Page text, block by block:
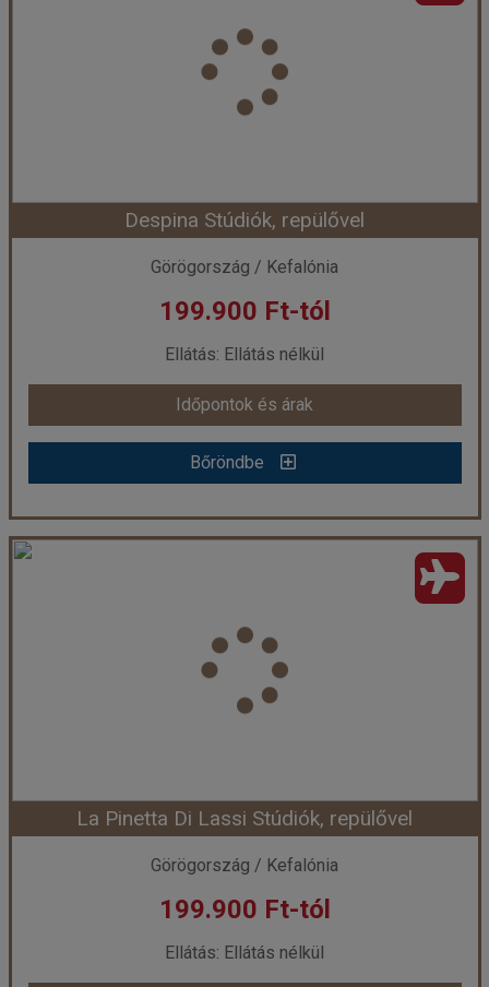
Város:Lassi
Utazás módja:
Repülővel
Ellátás: Ellátás nélkül
Szálláskategória: Apartmanház
2 ágyas stúdió
Időpont: 2026-08-28 | 7 éj
már 199.900 Ft-tól
Időpontok és árak
Bőröndbe
Despina Stúdiók, repülővel
Görögország / Kefalónia
199.900 Ft-tól
Ellátás: Ellátás nélkül
Időpontok és árak
Bőröndbe
Despina Stúdiók, repülővel
Város:Lassi
Utazás módja:
Repülővel
Ellátás: Ellátás nélkül
Szálláskategória: Apartmanház
2 ágyas stúdió
Időpont: 2026-09-18 | 7 éj
már 199.900 Ft-tól
Időpontok és árak
La Pinetta Di Lassi Stúdiók, repülővel
Görögország / Kefalónia
199.900 Ft-tól
Ellátás: Ellátás nélkül